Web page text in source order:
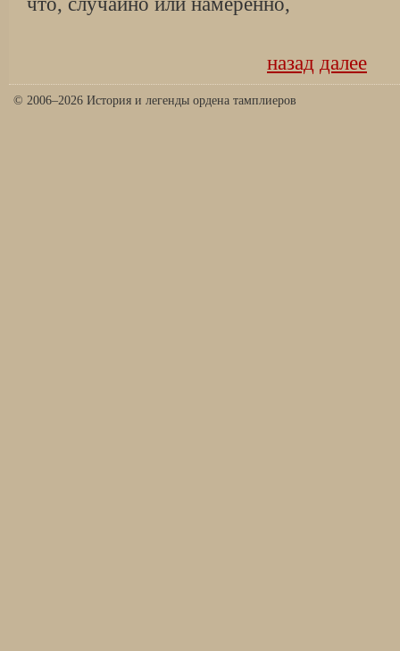
назад далее
© 2006–2026 История и легенды ордена тамплиеров